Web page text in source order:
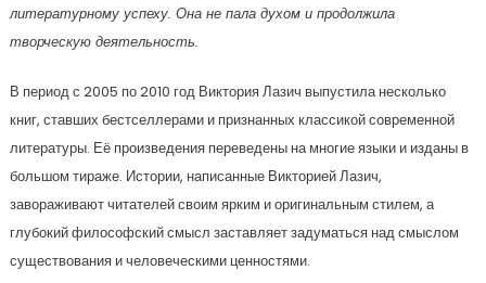
литературному успеху. Она не пала духом и продолжила
творческую деятельность.
В период с 2005 по 2010 год Виктория Лазич выпустила несколько
книг, ставших бестселлерами и признанных классикой современной
литературы. Её произведения переведены на многие языки и изданы в
большом тираже. Истории, написанные Викторией Лазич,
завораживают читателей своим ярким и оригинальным стилем, а
глубокий философский смысл заставляет задуматься над смыслом
существования и человеческими ценностями.